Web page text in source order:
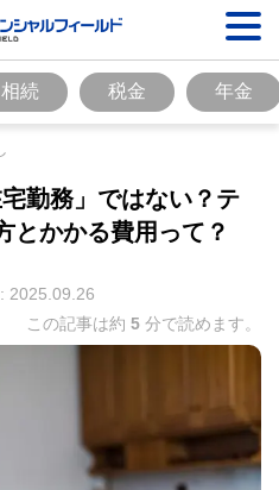
相続 税金 年金
勤務」ではない？テ
とかかる費用って？
2025.09.26
この記事は約 5 分で読めます。